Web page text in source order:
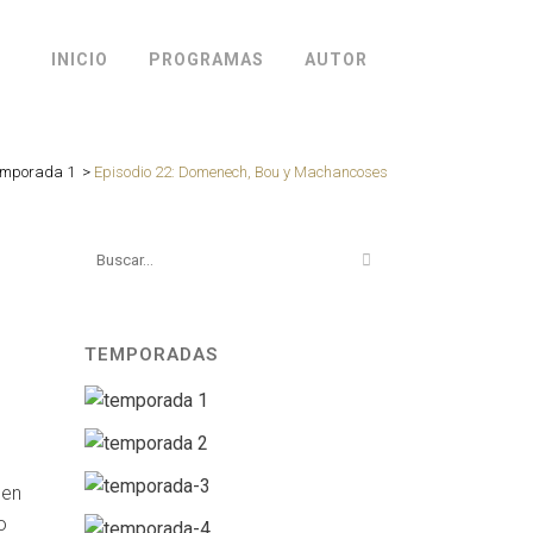
INICIO PROGRAMAS AUTOR
1 > Episodio 22: Domenech, Bou y Machancoses
TEMPORADAS